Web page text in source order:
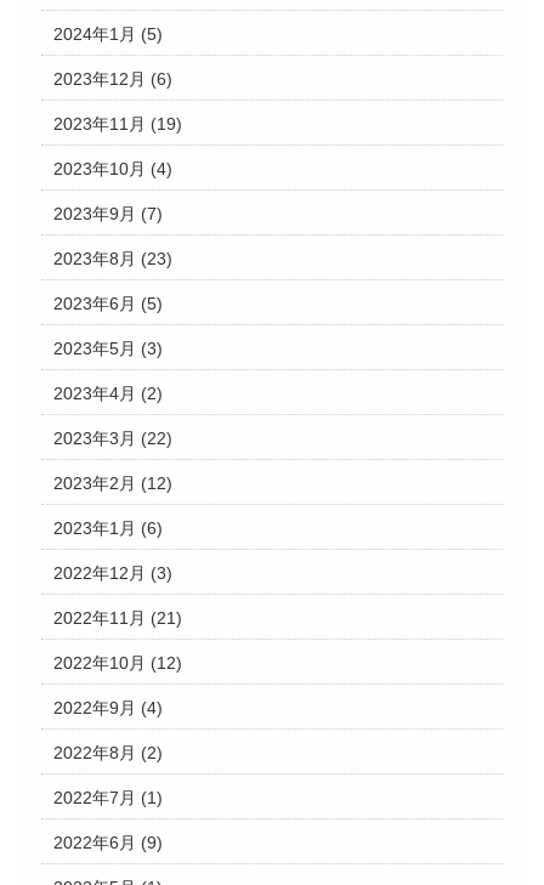
2024年1月 (5)
2023年12月 (6)
2023年11月 (19)
2023年10月 (4)
2023年9月 (7)
2023年8月 (23)
2023年6月 (5)
2023年5月 (3)
2023年4月 (2)
2023年3月 (22)
2023年2月 (12)
2023年1月 (6)
2022年12月 (3)
2022年11月 (21)
2022年10月 (12)
2022年9月 (4)
2022年8月 (2)
2022年7月 (1)
2022年6月 (9)